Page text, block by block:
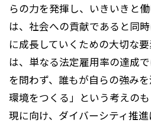
らの力を発揮し、いきいきと
は、社会への貢献であると同
に成長していくための大切な
は、単なる法定雇用率の達成
を問わず、誰もが自らの強み
環境をつくる」という考えの
現に向け、ダイバーシティ推進